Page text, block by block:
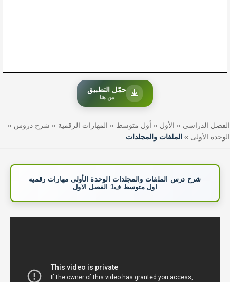
حمّل التطبيق
من هنا
الفصل الدراسي » الأول » أول متوسط » المهارات الرقمية » شرح دروس »
الوحدة الأولى » الملفات والمجلدات
شرح درس الملفات والمجلدات الوحدة الأولى مهارات رقميه
اول متوسط ف1 الفصل الاول